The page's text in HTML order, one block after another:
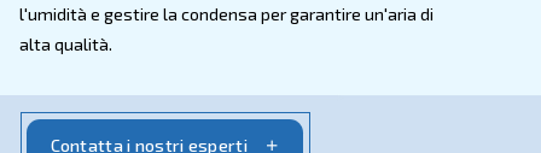
L'umidità dell'aria compressa può danneggiare il
l'umidità e gestire la condensa per garantire un'aria di
alta qualità.